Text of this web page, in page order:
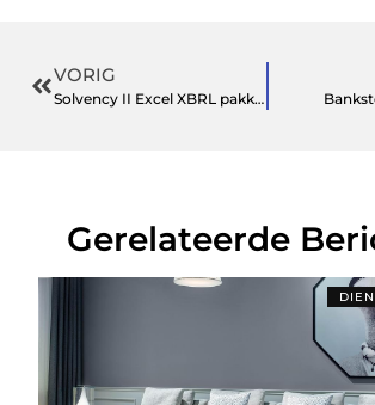
VORIG
Solvency II Excel XBRL pakket
Gerelateerde